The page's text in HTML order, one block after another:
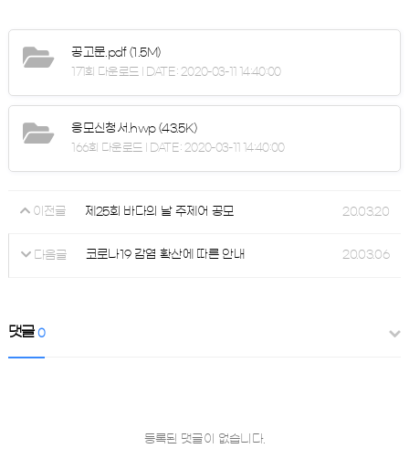
공고문.pdf(1.5M)
171회 다운로드 | DATE : 2020-03-11 14:40:00
응모신청서.hwp(43.5K)
166회 다운로드 | DATE : 2020-03-11 14:40:00
이전글 제25회 바다의 날 주제어 공모 20.03.20
다음글 코로나19 감염 확산에 따른 안내 20.03.06
댓글0
등록된 댓글이 없습니다.